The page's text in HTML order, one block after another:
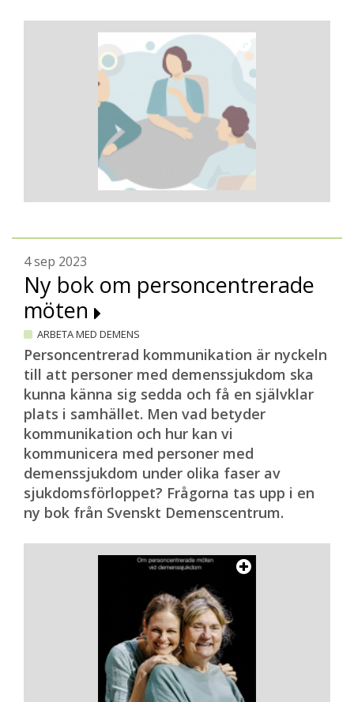
4 sep 2023
Ny bok om personcentrerade
möten
ARBETA MED DEMENS
Personcentrerad kommunikation är nyckeln
till att personer med demenssjukdom ska
kunna känna sig sedda och få en självklar
plats i samhället. Men vad betyder
kommunikation och hur kan vi
kommunicera med personer med
demenssjukdom under olika faser av
sjukdomsförloppet? Frågorna tas upp i en
ny bok från Svenskt Demenscentrum.